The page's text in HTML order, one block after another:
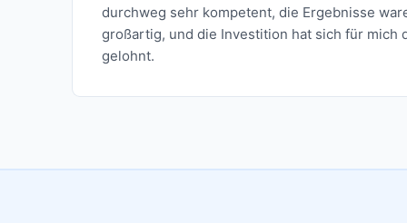
durchweg sehr kompetent, die Ergebnisse
großartig, und die Investition hat sich für mich
gelohnt.